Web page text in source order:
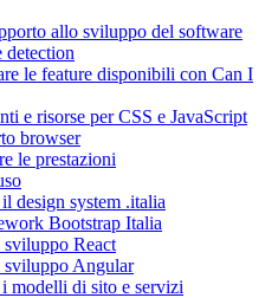
allo sviluppo del software
detection
le feature disponibili con Can I
e risorse per CSS e JavaScript
browser
le prestazioni
design system .italia
Bootstrap Italia
React
Angular
modelli di sito e servizi